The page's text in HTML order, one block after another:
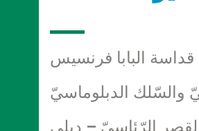
قداسة البابا فرنسيس
والسّلك الدبلوماسيّ
الرّئاسيّ – ديلي